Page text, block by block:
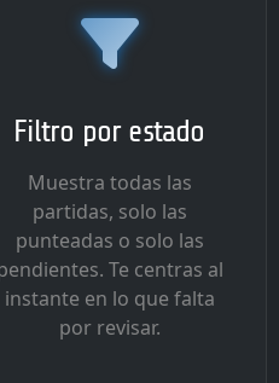
Filtro por estado
Muestra todas las
partidas, solo las
punteadas o solo las
Te centras al
instante en lo que falta
por revisar.